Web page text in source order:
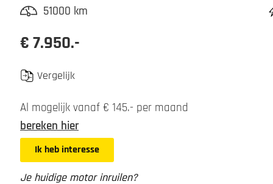
51000 km
€ 7.950.-
Vergelijk
Al mogelijk vanaf € 145.- per maand
bereken hier
Ik heb interesse
Je huidige motor inruilen?